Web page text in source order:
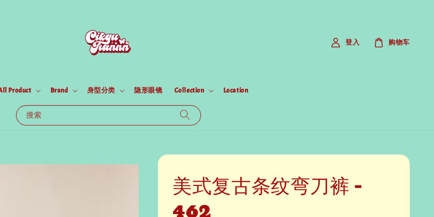
搜索
Product Brand 身型分类 隐形眼镜 Collection Location
登入 购物车
美式复古条纹弯刀裤 -